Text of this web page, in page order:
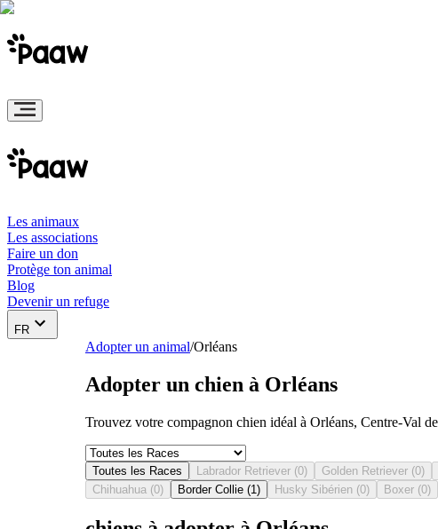
Les animaux
Les associations
Faire un don
Protège ton animal
Blog
Devenir un refuge
FR
Adopter un animal/Orléans
Adopter un chien à Orléans
Trouvez votre compagnon chien idéal à Orléans, Centre-Val
Toutes les Races Labrador Retriever (0) Golden Retriever (0)
Chihuahua (0) Border Collie (1 ) Husky Sibérien (0) Boxer (0)